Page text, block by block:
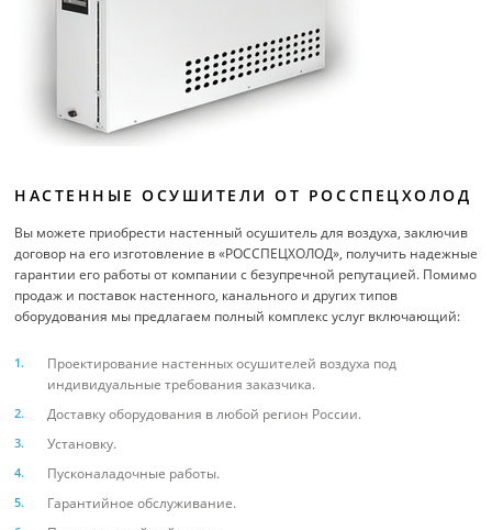
НАСТЕННЫЕ ОСУШИТЕЛИ ОТ РОССПЕЦХОЛОД
Вы можете приобрести настенный осушитель для воздуха, заключив
договор на его изготовление в «РОССПЕЦХОЛОД», получить надежные
гарантии его работы от компании с безупречной репутацией. Помимо
продаж и поставок настенного, канального и других типов
оборудования мы предлагаем полный комплекс услуг включающий:
Проектирование настенных осушителей воздуха под
индивидуальные требования заказчика.
Доставку оборудования в любой регион России.
Установку.
Пусконаладочные работы.
Гарантийное обслуживание.